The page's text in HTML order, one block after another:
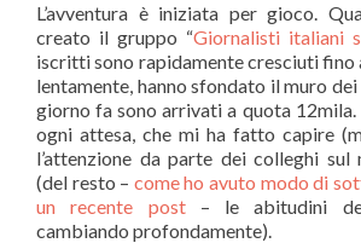
L’avventura è iniziata per gioco.
creato il gruppo “Giornalisti italiani
iscritti sono rapidamente cresciuti fino
lentamente, hanno sfondato il muro
giorno fa sono arrivati a quota
ogni attesa, che mi ha fatto capire
l’attenzione da parte dei colleghi sul
(del resto – come ho avuto modo di
un recente post– le abitudini
cambiando profondamente).